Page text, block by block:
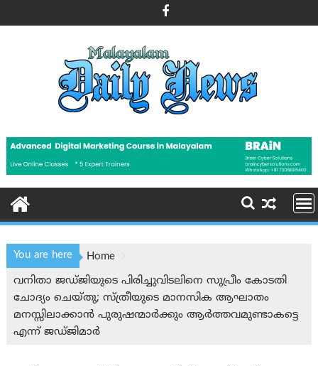
to
You are here
Home
വനിതാ ജഡ്ജിയുടെ പിരിച്ചുവിടലിനെ സുപ്രീം കോടതി
ചോദ്യം ചെയ്തു; സ്ത്രീയുടെ മാനസിക ആഘാതം
മനസ്സിലാക്കാൻ പുരുഷന്മാർക്കും ആർത്തവമുണ്ടാകട്ടെ
എന്ന് ജഡ്ജിമാര്‍